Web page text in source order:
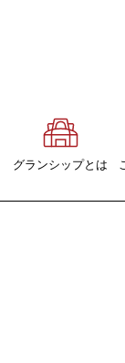
ジン
グランシップとは